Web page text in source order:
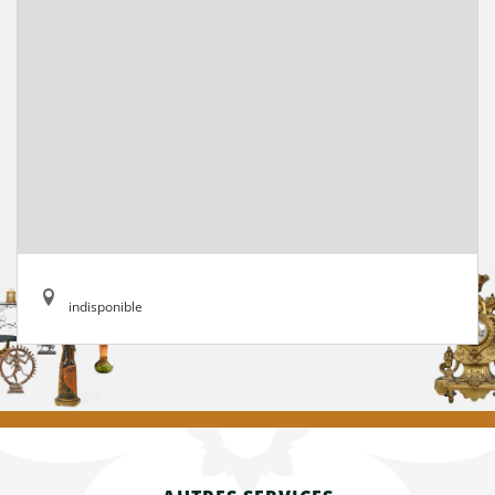
indisponible